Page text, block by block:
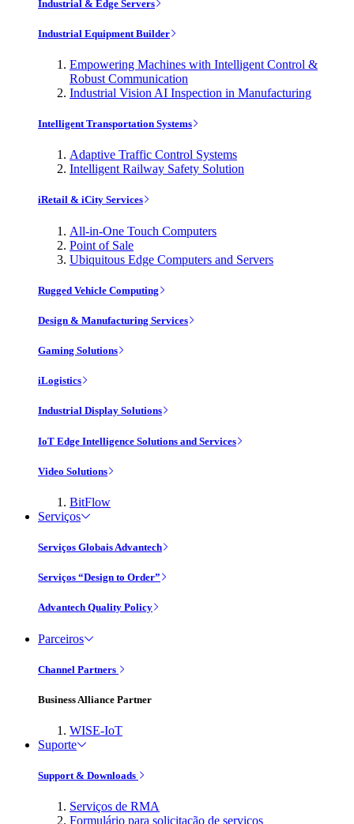
Industrial & Edge Servers
Industrial Equipment Builder
Empowering Machines with Intelligent Control &
Robust Communication
Industrial Vision AI Inspection in Manufacturing
Intelligent Transportation Systems
Adaptive Traffic Control Systems
Intelligent Railway Safety Solution
iRetail & iCity Services
All-in-One Touch Computers
Point of Sale
Ubiquitous Edge Computers and Servers
Rugged Vehicle Computing
Design & Manufacturing Services
Gaming Solutions
iLogistics
Industrial Display Solutions
IoT Edge Intelligence Solutions and Services
Video Solutions
BitFlow
Serviços
Serviços Globais Advantech
Serviços “Design to Order”
Advantech Quality Policy
Parceiros
Channel Partners
Business Alliance Partner
WISE-IoT
Suporte
Support & Downloads
Serviços de RMA
Formulário para solicitação de serviços